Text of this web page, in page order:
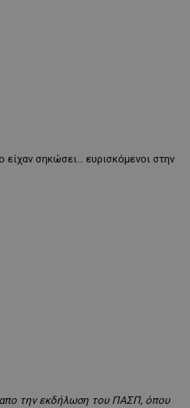
είχαν σηκώσει… ευρισκόμενοι στην
την εκδήλωση του ΠΑΣΠ, όπου